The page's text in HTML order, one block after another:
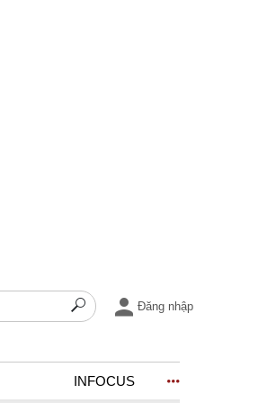
Đăng nhập
INFOCUS